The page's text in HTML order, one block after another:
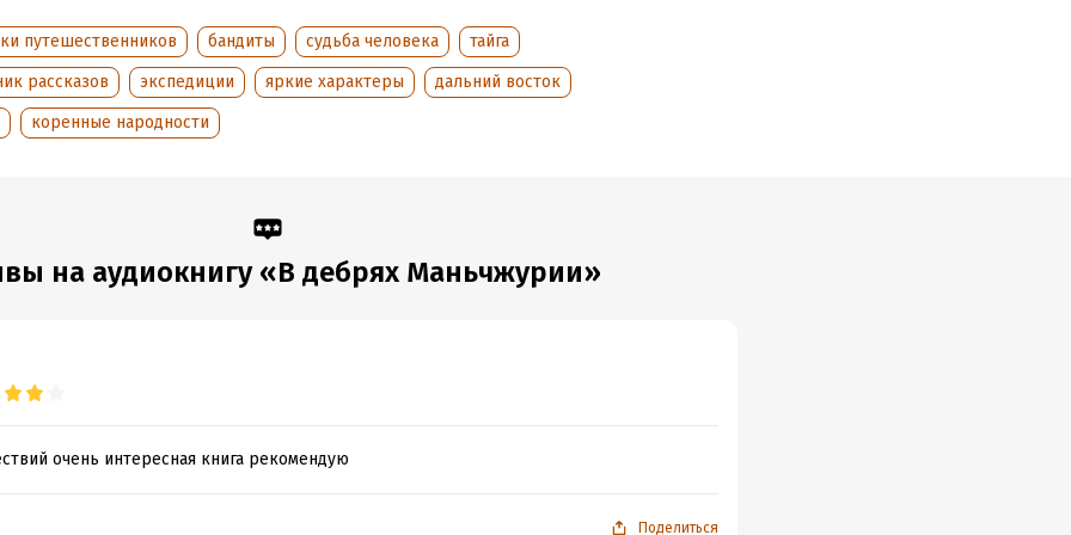
Горному Духу
стрелок
смерти
с хунхузами
дремучего леса
путешественников бандиты судьба человека
тайга
рассказов
экспедиции яркие характеры
дальний восток
коренные народности
на аудиокнигу «В дебрях Маньчжурии»
очень интересная книга рекомендую
Поделиться